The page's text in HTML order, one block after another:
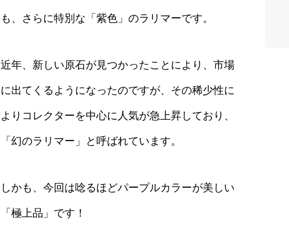
も、さらに特別な「紫色」のラリマーです。
近年、新しい原石が見つかったことにより、市場
に出てくるようになったのですが、その稀少性に
よりコレクターを中心に人気が急上昇しており、
「幻のラリマー」と呼ばれています。
しかも、今回は唸るほどパープルカラーが美しい
「極上品」です！